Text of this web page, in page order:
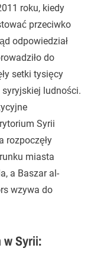
roku, kiedy
przeciwko
odpowiedział
do
setki tysięcy
syryjskiej ludności.
Syrii
rozpoczęły
miasta
a Baszar al-
wzywa do
w Syrii: